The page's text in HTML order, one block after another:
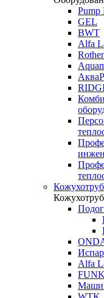
Pump
GEL
BWT
Alfa
Alfa